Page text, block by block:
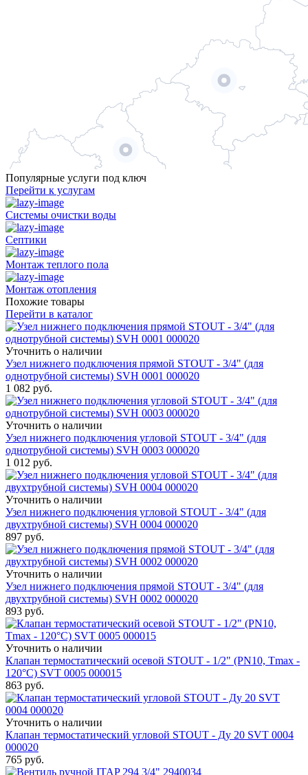
Популярные услуги под ключ
Перейти к услугам
Системы очистки воды
Септики
Монтаж теплого пола
Монтаж отопления
Похожие товары
Перейти в каталог
Уточнить о наличии
Узел нижнего подключения прямой STOUT - 3/4" (для
однотрубной системы) SVH 0001 000020
1 082 руб.
Уточнить о наличии
Узел нижнего подключения угловой STOUT - 3/4" (для
однотрубной системы) SVH 0003 000020
1 012 руб.
Уточнить о наличии
Узел нижнего подключения угловой STOUT - 3/4" (для
двухтрубной системы) SVH 0004 000020
897 руб.
Уточнить о наличии
Узел нижнего подключения прямой STOUT - 3/4" (для
двухтрубной системы) SVH 0002 000020
893 руб.
Уточнить о наличии
Клапан термостатический осевой STOUT - 1/2" (PN10, Tmax -
120°С) SVT 0005 000015
863 руб.
Уточнить о наличии
Клапан термостатический угловой STOUT - Ду 20 SVT 0004
000020
765 руб.